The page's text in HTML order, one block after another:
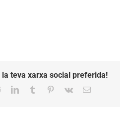
teva xarxa social preferida!
RedditLinkedInTumblr Pinterest
Vk Email: